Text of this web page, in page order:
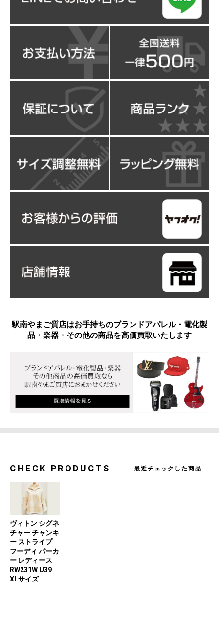
駅南やまご質店はお手持ちのブランドアパレル・電化製
品・楽器・その他の商品を高価買取いたします
CHECK PRODUCTS 最近チェックした商品
ヴィトン シグネ
チャー チャンキ
ー ストライプ
フーディ パーカ
ー レディース
RW231W U39
XLサイズ